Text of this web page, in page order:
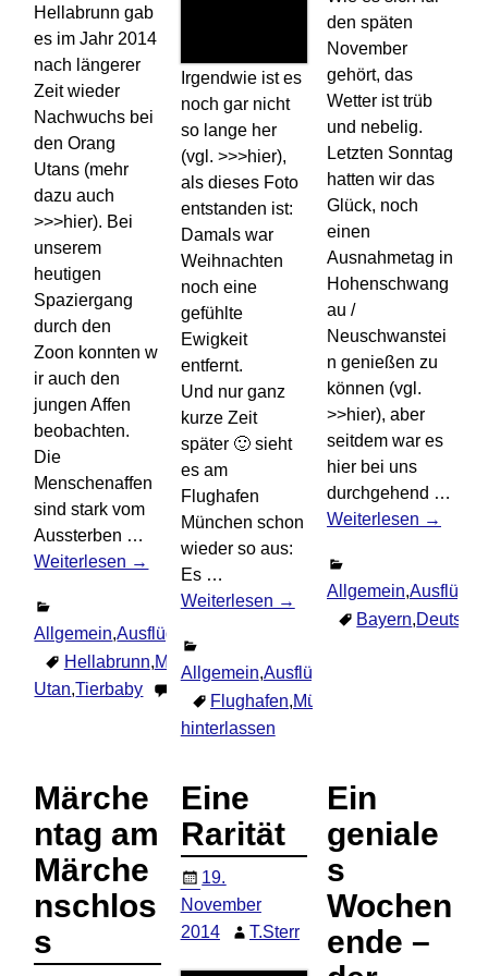
Hellabrunn gab
es im Jahr 2014
nach längerer
Zeit wieder
Nachwuchs bei
den Orang
Utans (mehr
dazu auch
>>>hier). Bei
unserem
heutigen
Spaziergang
durch den
Zoon konnten w
ir auch den
jungen Affen
beobachten.
Die
Menschenaffen
sind stark vom
Aussterben …
Weiterlesen →
Allgemein,Ausflüge
Hellabrunn,München
Orang
Utan,Tierbaby
Irgendwie ist es
noch gar nicht
so lange her
(vgl. >>>hier),
als dieses Foto
entstanden ist:
Damals war
Weihnachten
noch eine
gefühlte
Ewigkeit
entfernt.
Und nur ganz
kurze Zeit
später 🙂 sieht
es am
Flughafen
München schon
wieder so aus:
Es …
Weiterlesen →
Allgemein,Ausflüge
Flughafen,München
hinterlassen
den späten
November
gehört, das
Wetter ist trüb
und nebelig.
Letzten Sonntag
hatten wir das
Glück, noch
einen
Ausnahmetag in
Hohenschwang
au /
Neuschwanstei
n genießen zu
können (vgl.
>>hier), aber
seitdem war es
hier bei uns
durchgehend …
Weiterlesen →
Allgemein,Ausflüge
Bayern,
Märche
ntag am
Märche
nschlos
s
Eine
Rarität
19.
November
2014
T.Sterr
Ein
geniale
s
Wochen
ende –